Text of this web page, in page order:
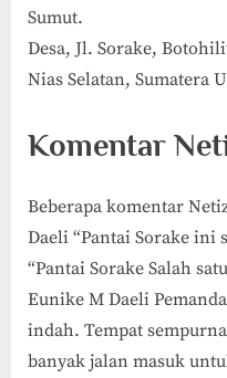
Sumut.
Desa, Jl. Sorake,
Nias Selatan, Sumatera
Komentar
Beberapa komentar
Daeli “Pantai Sorake ini
“Pantai Sorake Salah
Eunike M Daeli
indah. Tempat
banyak jalan masuk